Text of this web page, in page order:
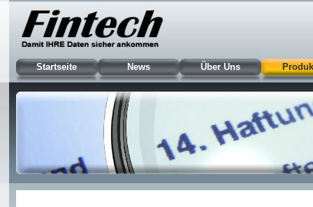
Startseite News Über Uns